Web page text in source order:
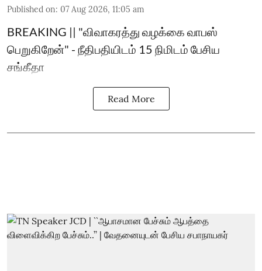
Published on: 07 Aug 2026, 11:05 am
BREAKING || "விவாகரத்து வழக்கை வாபஸ்
பெறுகிறேன்" - நீதிபதியிடம் 15 நிமிடம் பேசிய
சங்கீதா
Read More